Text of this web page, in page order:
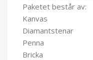
Paketet består av:
Kanvas
Diamantstenar
Penna
Bricka